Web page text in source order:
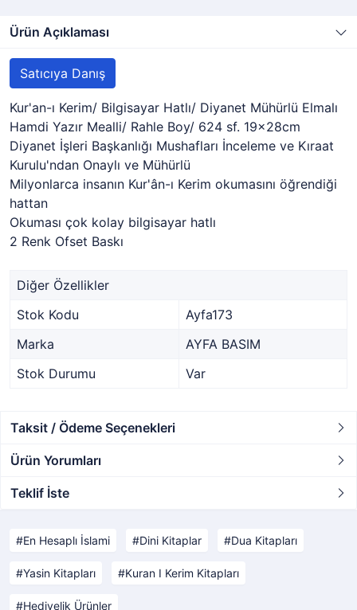
Ürün Açıklaması
Satıcıya Danış
Kur'an-ı Kerim/ Bilgisayar Hatlı/ Diyanet Mühürlü Elmalı
Hamdi Yazır Mealli/ Rahle Boy/ 624 sf. 19x28cm
Diyanet İşleri Başkanlığı Mushafları İnceleme ve Kıraat
Kurulu'ndan Onaylı ve Mühürlü
Milyonlarca insanın Kur'ân-ı Kerim okumasını öğrendiği
hattan
Okuması çok kolay bilgisayar hatlı
2 Renk Ofset Baskı
Diğer Özellikler
Stok Kodu
Ayfa173
Marka
AYFA BASIM
Stok Durumu
Var
Taksit / Ödeme Seçenekleri
Ürün Yorumları
Teklif İste
En Hesaplı İslami Dini Kitaplar Dua Kitapları
Yasin Kitapları Kuran I Kerim Kitapları
Hediyelik Ürünler